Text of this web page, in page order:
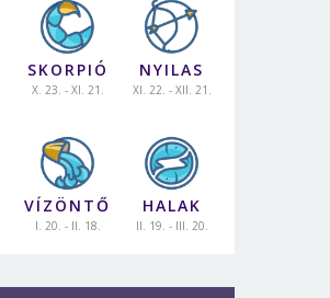
SKORPIÓ
X. 23. - XI. 21.
NYILAS
XI. 22. - XII. 21.
VÍZÖNTŐ
I. 20. - II. 18.
HALAK
II. 19. - III. 20.